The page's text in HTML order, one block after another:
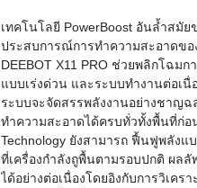
เทคโนโลยี PowerBoost อันล้ำสมัย
ประสบการณ์การทำความสะอาดขอ
DEEBOT X11 PRO ช่วยพลิกโฉม
แบบเร่งด่วน และระบบทำงานต่อเนื่
ระบบจะจัดสรรพลังงานอย่างชาญฉ
ทำความสะอาดได้ครบทั่วทั้งพื้นที่ก่
Technology ยังสามารถ ฟื้นฟูพลังแ
ที่เครื่องกำลังถูพื้นตามรอบปกติ ผลลั
ได้อย่างต่อเนื่องโดยอิงกับการวิเคร